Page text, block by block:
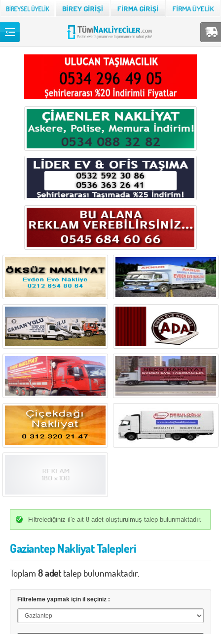
TÜM NAKLİYECİLER
Adıyaman
Ağrı
Amasya
Ankara Antalya
Ardahan Artvin
Balıkesir
Batman
Bayburt Bilecik
Bingöl Bitlis
Burdur
Çanakkale
Çankırı Çorum
Denizli Diyarbakır
Düzce Edirne
Elazığ Erzincan
Erzurum Eskişehir
Gaziantep Giresun
Gümüşhane Hakkari
Hatay Iğdır
Isparta İstanbul
İzmir K.Maraş
Kayseri Kırıkkale
Kırklareli Kırşehir
Konya Kütahya
Malatya Manisa
Mardin Mersin
Muğla Muş
Back
Filtrelediğiniz il'e ait 8 adet oluşturulmuş talep bulunmaktadır.
Gaziantep Nakliyat Talepleri
Toplam 8 adettalep bulunmaktadır.
Filtreleme yapmak için il seçiniz :